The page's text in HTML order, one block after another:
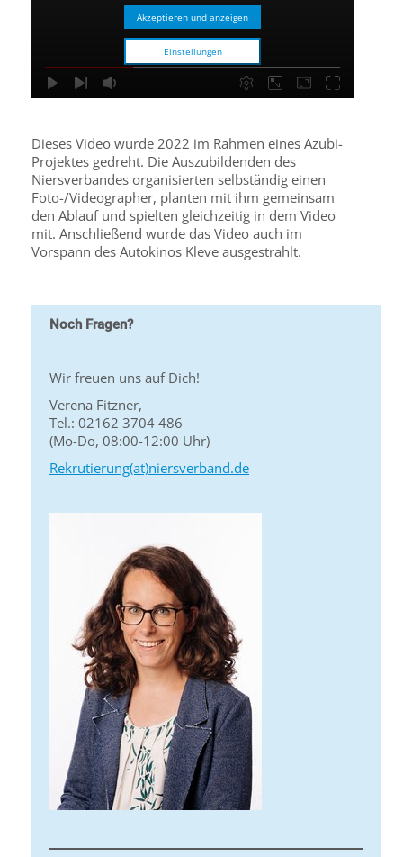
Akzeptieren und anzeigen
Einstellungen
Dieses Video wurde 2022 im Rahmen eines Azubi-
Projektes gedreht. Die Auszubildenden des
Niersverbandes organisierten selbständig einen
Foto-/Videographer, planten mit ihm gemeinsam
den Ablauf und spielten gleichzeitig in dem Video
mit. Anschließend wurde das Video auch im
Vorspann des Autokinos Kleve ausgestrahlt.
Noch Fragen?
Wir freuen uns auf Dich!
Verena Fitzner,
Tel.: 02162 3704 486
(Mo-Do, 08:00-12:00 Uhr)
Rekrutierung(at)niersverband.de